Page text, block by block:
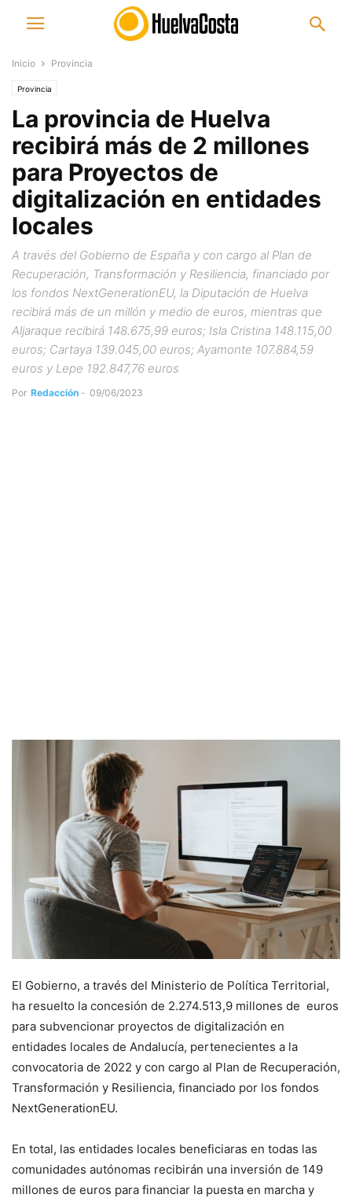
Inicio Provincia
Provincia
La provincia de Huelva
recibirá más de 2 millones
para Proyectos de
digitalización en entidades
locales
A través del Gobierno de España y con cargo al Plan de
Recuperación, Transformación y Resiliencia, financiado por
los fondos NextGenerationEU, la Diputación de Huelva
recibirá más de un millón y medio de euros, mientras que
Aljaraque recibirá 148.675,99 euros; Isla Cristina 148.115,00
euros; Cartaya 139.045,00 euros; Ayamonte 107.884,59
euros y Lepe 192.847,76 euros
Por Redacción - 09/06/2023
El Gobierno, a través del Ministerio de Política Territorial,
ha resuelto la concesión de 2.274.513,9 millones de euros
para subvencionar proyectos de digitalización en
entidades locales de Andalucía, pertenecientes a la
convocatoria de 2022 y con cargo al Plan de Recuperación,
Transformación y Resiliencia, financiado por los fondos
NextGenerationEU.
En total, las entidades locales beneficiaras en todas las
comunidades autónomas recibirán una inversión de 149
millones de euros para financiar la puesta en marcha y